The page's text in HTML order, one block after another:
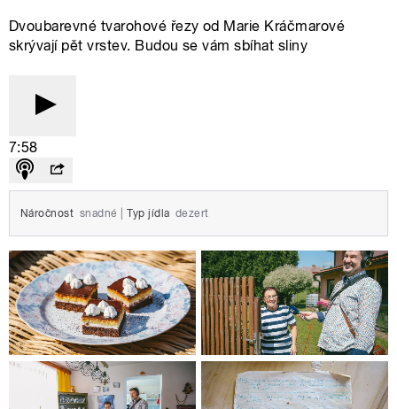
Dvoubarevné tvarohové řezy od Marie Kráčmarové
skrývají pět vrstev. Budou se vám sbíhat sliny
7:58
Náročnost snadné Typ jídla dezert